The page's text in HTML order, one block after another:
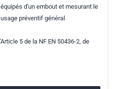
EN 50436-2/A1
d'un embout et mesurant le
préventif général
5 de la NF EN 50436-2, de